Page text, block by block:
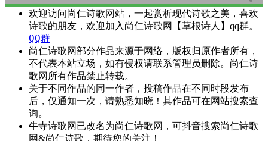
欢迎访问尚仁诗歌网站，一起赏析现代诗歌之美，喜欢
诗歌的朋友，欢迎加入尚仁诗歌网【草根诗人】qq群。
QQ群
尚仁诗歌网部分作品来源于网络，版权归原作者所有，
不代表本站立场，如有侵权请联系管理员删除。尚仁诗
歌网所有作品禁止转载。
关于不同作品的同一作者，投稿作品在不同时段发布
后，仅通知一次，请熟悉知晓！其作品可在网站搜索查
询。
牛寺诗歌网已改名为尚仁诗歌网，可抖音搜索尚仁诗歌
网&尚仁诗歌，期待您的关注！